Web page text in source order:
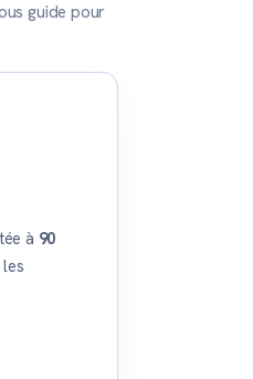
guide pour
à 90